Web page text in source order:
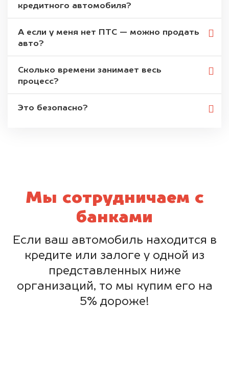
кредитного автомобиля?
А если у меня нет ПТС — можно продать
авто?
Сколько времени занимает весь
процесс?
Это безопасно?
Мы сотрудничаем с
банками
Если ваш автомобиль находится в
кредите или залоге у одной из
представленных ниже
организаций, то мы купим его на
5% дороже!